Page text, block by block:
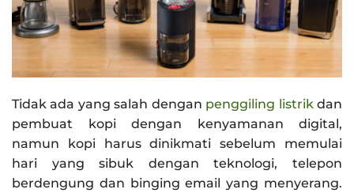
Tidak ada yang salah dengan penggiling listrikdan
pembuat kopi dengan kenyamanan digital,
namun kopi harus dinikmati sebelum memulai
hari yang sibuk dengan teknologi, telepon
berdengung dan binging email yang menyerang.